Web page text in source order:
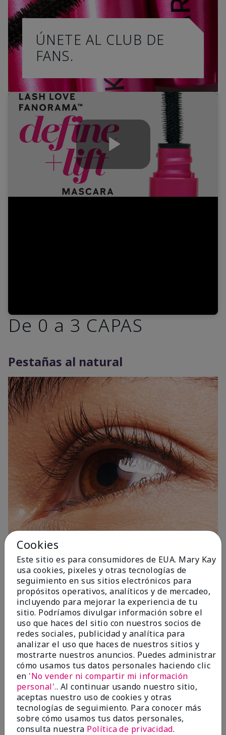
ÚNETE AL CLUB DE
FANS.
Play
De 0 a 3 CAPAS
Pestañas al natural
1 Capa
Cookies
Este sitio es para consumidores de EUA. Mary Kay
usa cookies, pixeles y otras tecnologías de
seguimiento en sus sitios electrónicos para
propósitos operativos, analíticos y de mercadeo,
incluyendo para mejorar la experiencia de tu
sitio. Podríamos divulgar información sobre el
uso que haces del sitio con nuestros socios de
redes sociales, publicidad y analítica para
analizar el uso que haces de nuestros sitios y
mostrarte nuestros anuncios. Puedes administrar
cómo usamos tus datos personales haciendo clic
en 'No vender ni compartir mi información
personal'.. Al continuar usando nuestro sitio,
aceptas nuestro uso de cookies y otras
tecnologías de seguimiento. Para conocer más
sobre cómo usamos tus datos personales,
consulta nuestra Política de privacidad.